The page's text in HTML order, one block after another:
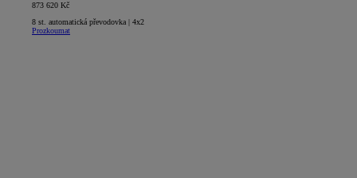
873 620 Kč
8 st. automatická převodovka | 4x2
Prozkoumat